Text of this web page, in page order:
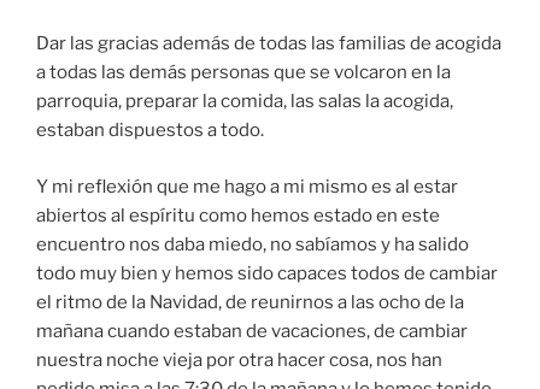
Dar las gracias además de todas las familias de acogida
a todas las demás personas que se volcaron en la
parroquia, preparar la comida, las salas la acogida,
estaban dispuestos a todo.
Y mi reflexión que me hago a mi mismo es al estar
abiertos al espíritu como hemos estado en este
encuentro nos daba miedo, no sabíamos y ha salido
todo muy bien y hemos sido capaces todos de cambiar
el ritmo de la Navidad, de reunirnos a las ocho de la
mañana cuando estaban de vacaciones, de cambiar
nuestra noche vieja por otra hacer cosa, nos han